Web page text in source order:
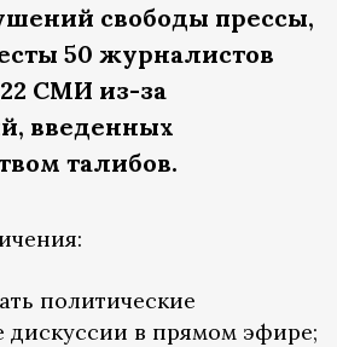
свободы прессы,
50 журналистов
СМИ из-за
введенных
талибов.
политические
дискуссии в прямом эфире;